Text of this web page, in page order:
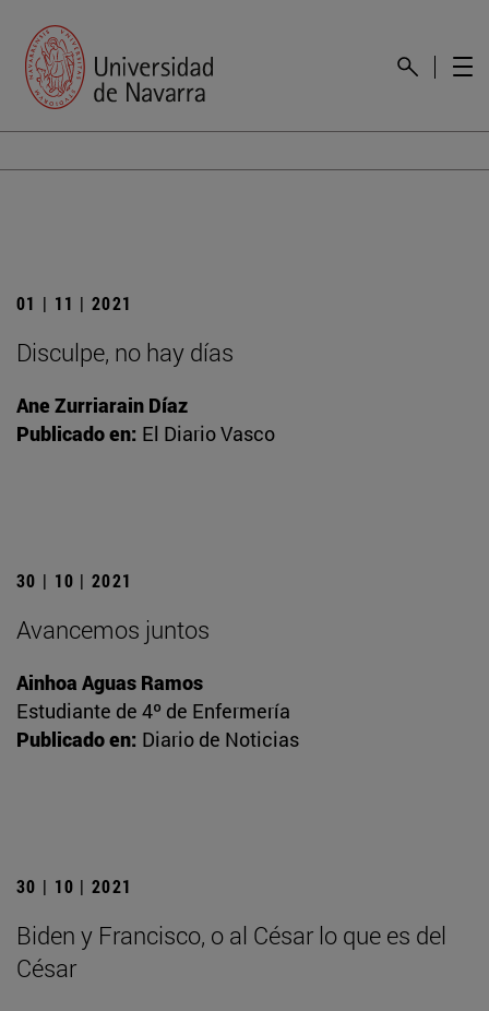
01 | 11 | 2021
Disculpe, no hay días
Ane Zurriarain Díaz
Publicado en: El Diario Vasco
30 | 10 | 2021
Avancemos juntos
Ainhoa Aguas Ramos
Estudiante de 4º de Enfermería
Publicado en: Diario de Noticias
30 | 10 | 2021
Biden y Francisco, o al César lo que es del
César